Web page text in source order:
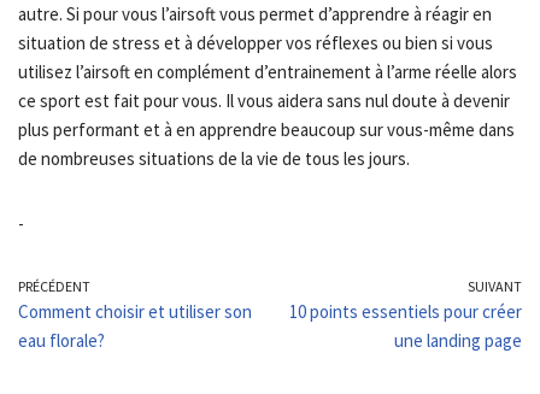
autre. Si pour vous l’airsoft vous permet d’apprendre à réagir en
situation de stress et à développer vos réflexes ou bien si vous
utilisez l’airsoft en complément d’entrainement à l’arme réelle alors
ce sport est fait pour vous. Il vous aidera sans nul doute à devenir
plus performant et à en apprendre beaucoup sur vous-même dans
de nombreuses situations de la vie de tous les jours.
-
PRÉCÉDENT
Comment choisir et utiliser son
eau florale?
SUIVANT
10 points essentiels pour créer
une landing page